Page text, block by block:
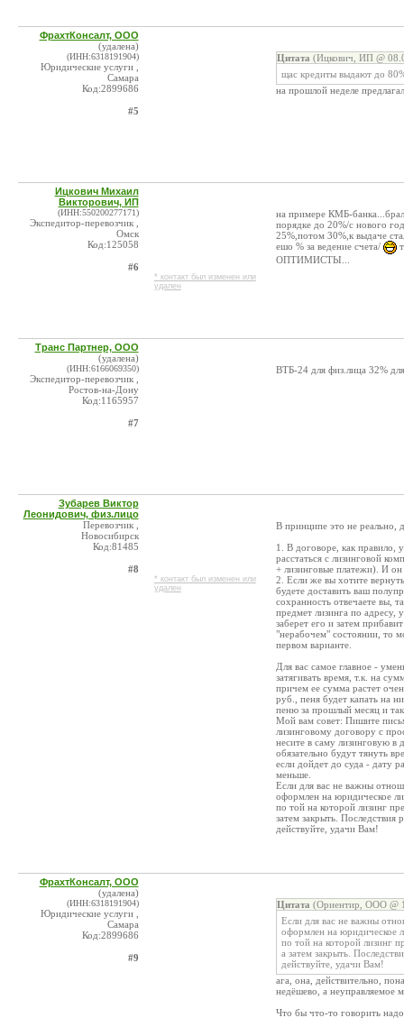
ФрахтКонсалт, ООО
(удалена)
(ИНН:6318191904)
Юридические услуги ,
Самара
Код:2899686
#5
Цитата (Ицкович, ИП @
щас кредиты выдают до
на прошлой неделе
Ицкович Михаил
Викторович, ИП
(ИНН:550200277171)
Экспедитор-перевозчик ,
Омск
Код:125058
#6
* контакт был изменен или
удален
на примере КМБ-
порядке до 20%/с нового
25%,потом 30%,к выдаче
ешо % за ведение счета/
ОПТИМИСТЫ...
Транс Партнер, ООО
(удалена)
(ИНН:6166069350)
Экспедитор-перевозчик ,
Ростов-на-Дону
Код:1165957
#7
ВТБ-24 для физ.лица 32%
Зубарев Виктор
Леонидович, физ.лицо
Перевозчик ,
Новосибирск
Код:81485
#8
* контакт был изменен или
удален
В принципе это не реально,
1. В договоре, как правило,
расстаться с лизинговой
+ лизинговые платежи). И
2. Если же вы хотите
будете доставить ваш
сохранность отвечаете вы,
предмет лизинга по адресу,
заберет его и затем
"нерабочем" состоянии, то
первом варианте.
Для вас самое главное -
затягивать время, т.к. на
причем ее сумма растет
руб., пеня будет капать на
пеню за прошлый месяц и
Мой вам совет: Пишите
лизинговому договору с
несите в саму лизинговую в
обязательно будут тянуть
если дойдет до суда - дату
меньше.
Если для вас не важны
оформлен на юридическое
по той на которой лизинг
затем закрыть.
действуйте, удачи Вам!
ФрахтКонсалт, ООО
(удалена)
(ИНН:6318191904)
Юридические услуги ,
Самара
Код:2899686
#9
Цитата (Ориентир, ООО @
Если для вас не важны
оформлен на юридическое
по той на которой лизинг
а затем закрыть.
действуйте, удачи Вам!
ага, она, действительно,
недёшево, а неуправляемое
Что бы что-то говорить